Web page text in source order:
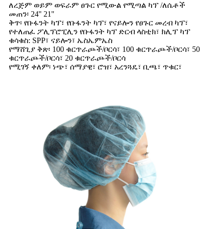
ለረጅም ወይም ወፍራም ፀጉር የሚውል የሚጣል ካፕ /ለሴቶች
መጠን፡ 24'' 21''
ቅጥ፡ የቡፋንት ካፕ፣ የቡፋንት ካፕ፣ የናይሎን የፀጉር መረብ ካፕ፣
የተለጠፈ ፖሊፕሮፒሊን የቡፋንት ካፕ ድርብ ላስቲክ፣ ክሊፕ ካፕ
ቁሳቁስ: SPP፣ ናይሎን፣ ኤስኤምኤስ
የማሸጊያ ቅጽ፡ 100 ቁርጥራጮች/ቦርሳ፣ 100 ቁርጥራጮች/ቦርሳ፣ 50
ቁርጥራጮች/ቦርሳ፣ 20 ቁርጥራጮች/ቦርሳ
የሚገኝ ቀለም፡ ነጭ፣ ሰማያዊ፣ ሮዝ፣ አረንጓዴ፣ ቢጫ፣ ጥቁር፣